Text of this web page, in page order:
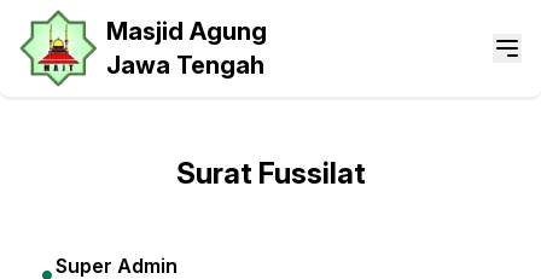
Masjid Agung
Jawa Tengah
Surat Fussilat
Super Admin